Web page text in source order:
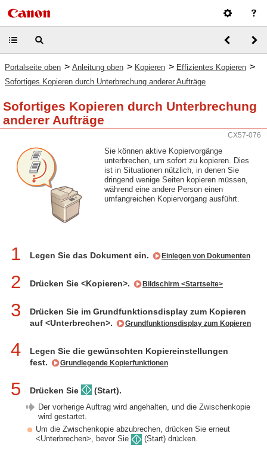
Portalseite oben > Anleitung oben > Kopieren > Effizientes Kopieren >
Sofortiges Kopieren durch Unterbrechung anderer Aufträge
Sofortiges Kopieren durch Unterbrechung
anderer Aufträge
CX57-076
Sie können aktive Kopiervorgänge
unterbrechen, um sofort zu kopieren. Dies
ist in Situationen nützlich, in denen Sie
dringend wenige Seiten kopieren müssen,
während eine andere Person einen
umfangreichen Kopiervorgang ausführt.
1 Legen Sie das Dokument ein. Einlegen von Dokumenten
2 Drücken Sie <Kopieren>. Bildschirm <Startseite>
3
Drücken Sie im Grundfunktionsdisplay zum Kopieren
auf <Unterbrechen>.
Grundfunktionsdisplay zum Kopieren
4
Legen Sie die gewünschten Kopiereinstellungen
fest.
Grundlegende Kopierfunktionen
5 Drücken Sie (Start).
Der vorherige Auftrag wird angehalten, und die Zwischenkopie
wird gestartet.
Um die Zwischenkopie abzubrechen, drücken Sie erneut
<Unterbrechen>, bevor Sie
(Start) drücken.